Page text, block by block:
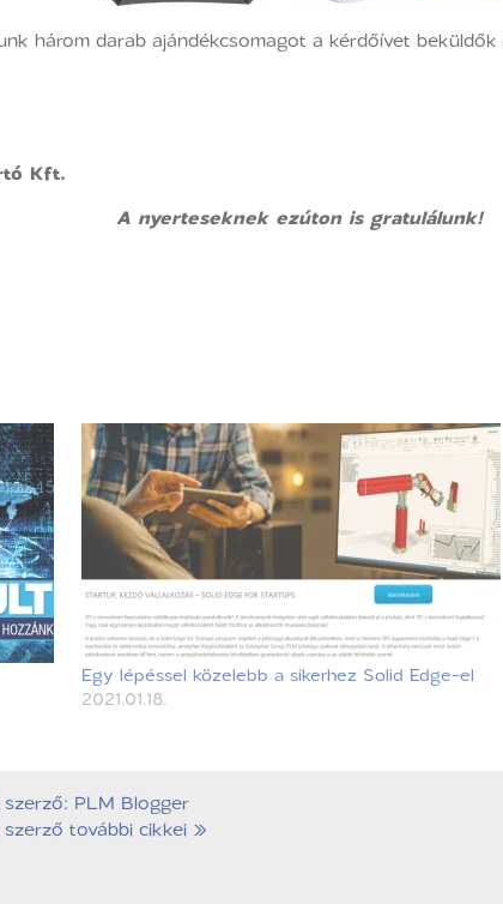
három darab ajándékcsomagot a kérdőívet
Kft.
A nyerteseknek ezúton is gratulálunk!
Egy lépéssel közelebb a sikerhez Solid Edge-el
2021.01.18.
PLM Blogger
további cikkei »